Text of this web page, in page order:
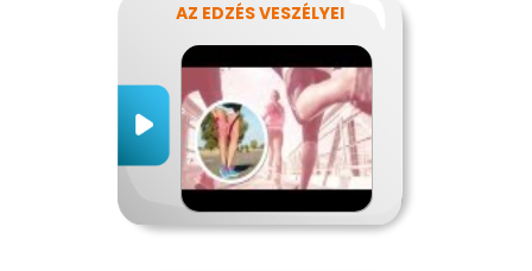
AZ EDZÉS VESZÉLYEI